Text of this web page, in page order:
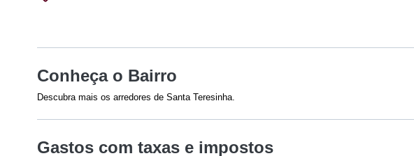
Conheça o Bairro
Descubra mais os arredores de Santa Teresinha.
Partage Shopping(1959m)
Hospital HSANP
Gastos com taxas e impostos